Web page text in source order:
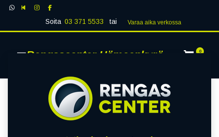
Soita 03 371 5533 tai Varaa aika verk​​​​ossa
Rengascenter Hämeenkyrö 0